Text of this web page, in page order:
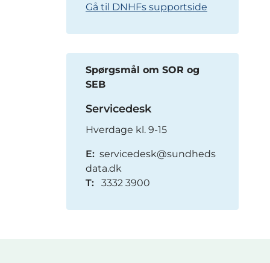
Gå til DNHFs supportside
Spørgsmål om SOR og
SEB
Servicedesk
Hverdage kl. 9-15
E: servicedesk@sundheds
data.dk
T:
3332 3900